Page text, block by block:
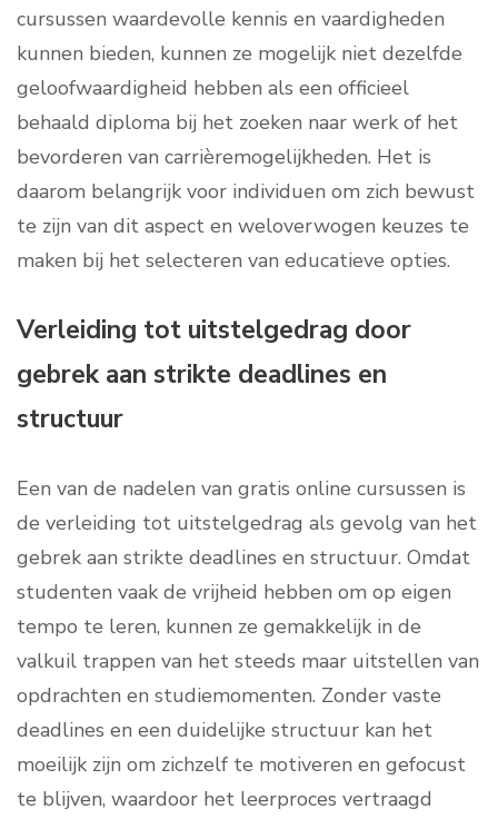
cursussen waardevolle kennis en vaardigheden
kunnen bieden, kunnen ze mogelijk niet dezelfde
geloofwaardigheid hebben als een officieel
behaald diploma bij het zoeken naar werk of het
bevorderen van carrièremogelijkheden. Het is
daarom belangrijk voor individuen om zich bewust
te zijn van dit aspect en weloverwogen keuzes te
maken bij het selecteren van educatieve opties.
Verleiding tot uitstelgedrag door
gebrek aan strikte deadlines en
structuur
Een van de nadelen van gratis online cursussen is
de verleiding tot uitstelgedrag als gevolg van het
gebrek aan strikte deadlines en structuur. Omdat
studenten vaak de vrijheid hebben om op eigen
tempo te leren, kunnen ze gemakkelijk in de
valkuil trappen van het steeds maar uitstellen van
opdrachten en studiemomenten. Zonder vaste
deadlines en een duidelijke structuur kan het
moeilijk zijn om zichzelf te motiveren en gefocust
te blijven, waardoor het leerproces vertraagd